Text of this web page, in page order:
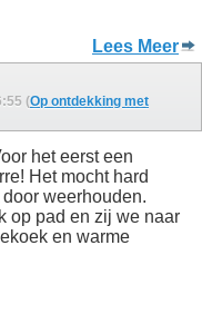
Lees Meer
(Op ontdekking met
het eerst een
Het mocht hard
weerhouden.
op pad en zij we naar
en warme